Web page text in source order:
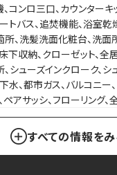
コンロ三口、カウンターキ
トバス、追焚機能、浴室乾
、洗髪洗面化粧台、洗面
下収納、クローゼット、全
シューズインクローク、シ
水、都市ガス、バルコニー
アサッシ、フローリング
すべての情報を